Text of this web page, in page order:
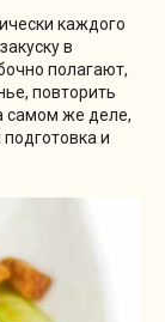
каждого
в
полагают,
повторить
самом же деле,
и